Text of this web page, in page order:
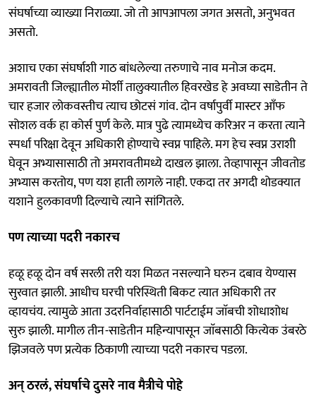
संघर्षाच्या व्याख्या निराळ्या. जो तो आपआपला जगत असतो, अनुभवत
असतो.
अशाच एका संघर्षाशी गाठ बांधलेल्या तरुणाचे नाव मनोज कदम.
अमरावती जिल्ह्यातील मोर्शी तालुक्यातील हिवरखेड हे अवघ्या साडेतीन ते
चार हजार लोकवस्तीच त्याच छोटसं गांव. दोन वर्षापुर्वी मास्टर आँफ
सोशल वर्क हा कोर्स पुर्ण केले. मात्र पुढे त्यामध्येच करिअर न करता त्याने
स्पर्धा परिक्षा देवून अधिकारी होण्याचे स्वप्न पाहिले. मग हेच स्वप्न उराशी
घेवून अभ्यासासाठी तो अमरावतीमध्ये दाखल झाला. तेव्हापासून जीवतोड
अभ्यास करतोय, पण यश हाती लागले नाही. एकदा तर अगदी थोडक्यात
यशाने हुलकावणी दिल्याचे त्याने सांगितले.
पण त्याच्या पदरी नकारच
हळू हळू दोन वर्ष सरली तरी यश मिळत नसल्याने घरुन दबाव येण्यास
सुरवात झाली. आधीच घरची परिस्थिती बिकट त्यात अधिकारी तर
व्हायचंय. त्यामुळे आता उदरनिर्वाहासाठी पार्टटाईम जाॅबची शोधाशोध
सुरु झाली. मागील तीन-साडेतीन महिन्यापासून जाॅबसाठी कित्येक उंबरठे
झिजवले पण प्रत्येक ठिकाणी त्याच्या पदरी नकारच पडला.
अन् ठरलं, संघर्षाचे दुसरे नाव मैत्रीचे पोहे